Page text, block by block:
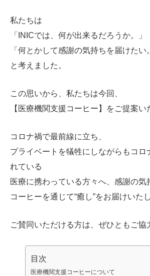
私たちは
「INICでは、何が出来るだろうか。」
「何とかして感謝の気持ちを届けたい
と考えました。
この思いから、私たちは今回、
【医療機関支援コーヒー】をご提案い
コロナ禍で最前線に立ち、
プライベートを犠牲にしながらもコロ
れている
医療に携わっている方々へ、感謝の気
コーヒーを通じて“癒し”をお届けいた
ご賛同いただける方は、ぜひともご協
目次
医療機関支援コーヒーについて